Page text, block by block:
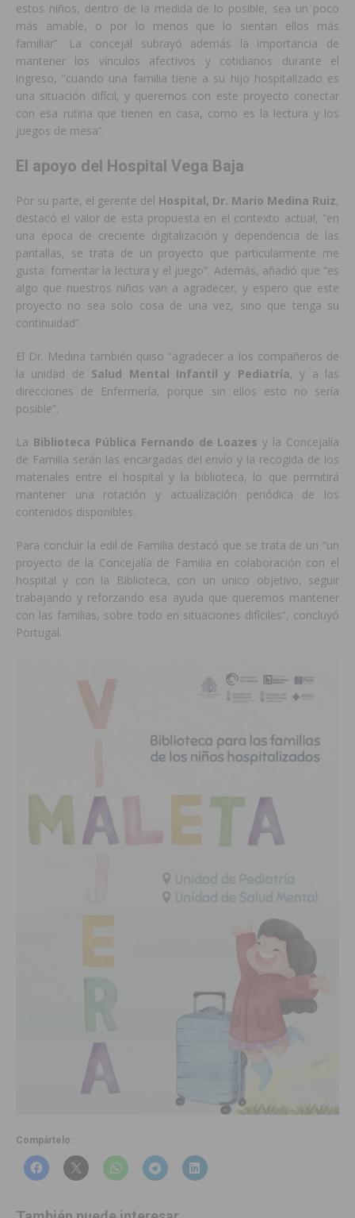
estos niños, dentro de la medida de lo posible, sea un poco
más amable, o por lo menos que lo sientan ellos más
familiar”. La concejal subrayó además la importancia de
mantener los vínculos afectivos y cotidianos durante el
ingreso, “cuando una familia tiene a su hijo hospitalizado es
una situación difícil, y queremos con este proyecto conectar
con esa rutina que tienen en casa, como es la lectura y los
juegos de mesa”.
El apoyo del Hospital Vega Baja
Por su parte, el gerente del Hospital, Dr. Mario Medina Ruiz,
destacó el valor de esta propuesta en el contexto actual, “en
una época de creciente digitalización y dependencia de las
pantallas, se trata de un proyecto que particularmente me
gusta: fomentar la lectura y el juego”. Además, añadió que “es
algo que nuestros niños van a agradecer, y espero que este
proyecto no sea solo cosa de una vez, sino que tenga su
continuidad”.
El Dr. Medina también quiso “agradecer a los compañeros de
la unidad de Salud Mental Infantil y Pediatría, y a las
direcciones de Enfermería, porque sin ellos esto no sería
posible”.
La Biblioteca Pública Fernando de Loazes y la Concejalía
de Familia serán las encargadas del envío y la recogida de los
materiales entre el hospital y la biblioteca, lo que permitirá
mantener una rotación y actualización periódica de los
contenidos disponibles.
Para concluir la edil de Familia destacó que se trata de un “un
proyecto de la Concejalía de Familia en colaboración con el
hospital y con la Biblioteca, con un único objetivo, seguir
trabajando y reforzando esa ayuda que queremos mantener
con las familias, sobre todo en situaciones difíciles”, concluyó
Portugal.
Compártelo: